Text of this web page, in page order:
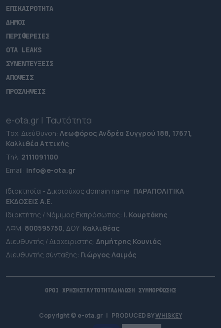
ΕΠΙΚΑΙΡΟΤΗΤΑ
ΔΗΜΟΙ
ΠΕΡΙΦΕΡΕΙΕΣ
OTA LEAKS
ΣΥΝΕΝΤΕΥΞΕΙΣ
ΑΠΟΨΕΙΣ
ΠΡΟΣΛΗΨΕΙΣ
e-ota.gr | Ταυτότητα
Ταχ. Διεύθυνση: Λεωφόρος Ανδρέα Συγγρού 188, 17671,
Καλλιθέα Αττικής
Τηλ: 2111091100
Εmail: info@e-ota.gr
Ιδιοκτησία - Δικαιούχος domain name: ΠΑΡΑΠΟΛΙΤΙΚΑ
ΕΚΔΟΣΕΙΣ A.E.
Ιδιοκτήτης / Νόμιμος Εκπρόσωπος: Ι. Κουρτάκης
ΑΦΜ: 800595750, ΔΟΥ: Καλλιθέας
Διευθυντής / Διαχειριστής: Δημήτρης Κουνιάς
Διευθυντής σύνταξης: Γιώργος Λαιμός
ΟΡΟΙ ΧΡΗΣΗΣΤΑΥΤΟΤΗΤΑΔΗΛΩΣΗ ΣΥΜΜΟΡΦΩΣΗΣ
Copyright © e-ota.gr | PRODUCED BYWHISKEY